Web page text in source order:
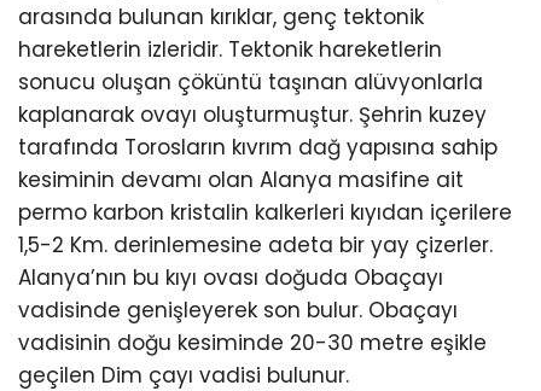
arasında bulunan kırıklar, genç tektonik
hareketlerin izleridir. Tektonik hareketlerin
sonucu oluşan çöküntü taşınan alüvyonlarla
kaplanarak ovayı oluşturmuştur. Şehrin kuzey
tarafında Torosların kıvrım dağ yapısına sahip
kesiminin devamı olan Alanya masifine ait
permo karbon kristalin kalkerleri kıyıdan içerilere
1,5-2 Km. derinlemesine adeta bir yay çizerler.
Alanya’nın bu kıyı ovası doğuda Obaçayı
vadisinde genişleyerek son bulur. Obaçayı
vadisinin doğu kesiminde 20-30 metre eşikle
geçilen Dim çayı vadisi bulunur.